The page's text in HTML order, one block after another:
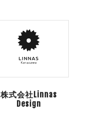
株式会社Linnas
Design